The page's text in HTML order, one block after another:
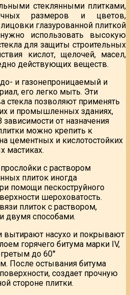
стеклянными плитками,
размеров и цветов,
глазурованной плиткой
использовать высокую
для защиты строительных
кислот, щелочей, масел,
действующих веществ.
и газонепроницаемый и
его легко мыть. Эти
стекла позволяют применять
и промышленных зданиях,
зависимости от назначения
можно крепить к
цементных и кислотостойких
мастиках.
с раствором
плиток иногда
помощи пескоструйного
шероховатость.
плиток с раствором,
двумя способами.
вытирают насухо и покрывают
горячего битума марки IV,
до 60°
После остывания битума
создает прочную
стороне плитки.